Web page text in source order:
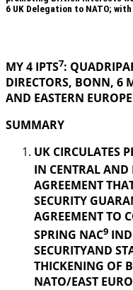
6 UK Delegation to NATO;
MY 4 IPTS7:
DIRECTORS, BONN, 6
AND EASTERN EUROPE
SUMMARY
UK CIRCULATES
IN CENTRAL AND
AGREEMENT
SECURITY
AGREEMENT TO
SPRING NAC9
SECURITYAND
THICKENING OF
NATO/EAST